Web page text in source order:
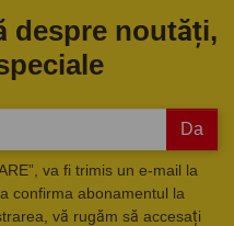
despre noutăți,
Da
va fi trimis un e-mail la
confirma abonamentul la
vă rugăm să accesați